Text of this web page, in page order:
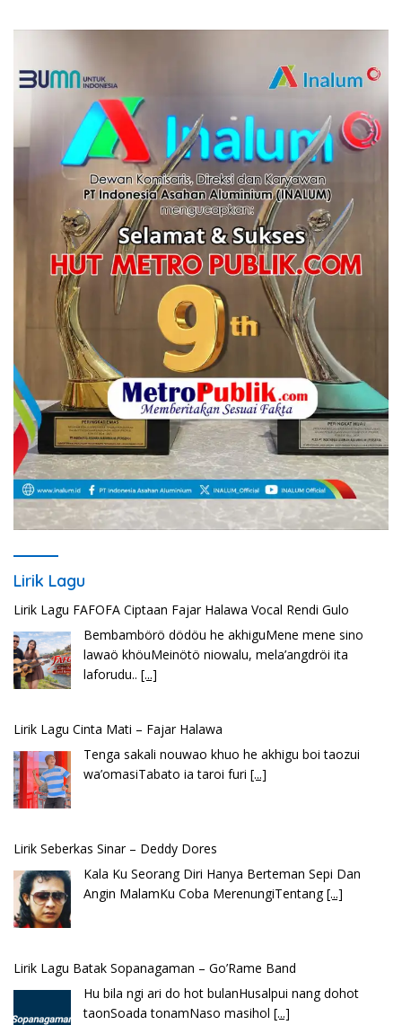
Lirik Lagu
Lirik Lagu Cinta Mati – Fajar Halawa
Tenga sakali nouwao khuo he akhigu boi taozui
wa’omasiTabato ia taroi furi[...]
Lirik Seberkas Sinar – Deddy Dores
Kala Ku Seorang Diri Hanya Berteman Sepi Dan
Angin MalamKu Coba MerenungiTentang
Lirik Lagu Batak Sopanagaman – Go’Rame Band
Hu bila ngi ari do hot bulanHusalpui nang dohot
taonSoada tonamNaso masihol[...]
Lirik Lagu Ena’o – Yusman Lase – Gudangnya Lagu Nias
Ena’o natola ukhamoHaga mbawa ba desa’aUhalo
ube’e khomoUohe ia ube bangaimo Ena’o